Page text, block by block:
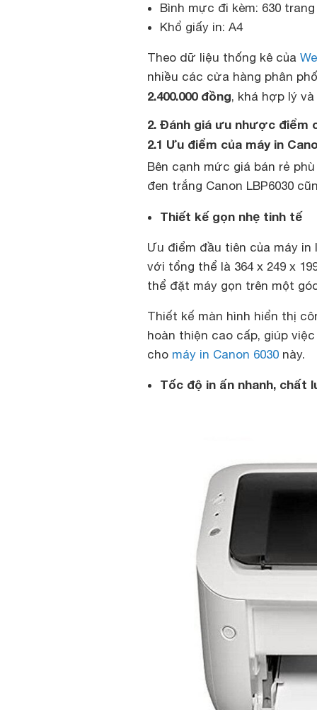
Bình mực đi kèm: 630 trang
Khổ giấy in: A4
Theo dữ liệu thống kê của
nhiều các cửa hàng phân
2.400.000 đồng, khá hợp lý
2. Đánh giá ưu nhược điểm
2.1 Ưu điểm của máy in
Bên cạnh mức giá bán rẻ
đen trắng Canon LBP6030
Thiết kế gọn nhẹ tinh tế
Ưu điểm đầu tiên của máy
với tổng thể là 364 x 249 x
thể đặt máy gọn trên một
Thiết kế màn hình hiển thị
hoàn thiện cao cấp, giúp
cho máy in Canon 6030 này.
Tốc độ in ấn nhanh, chất